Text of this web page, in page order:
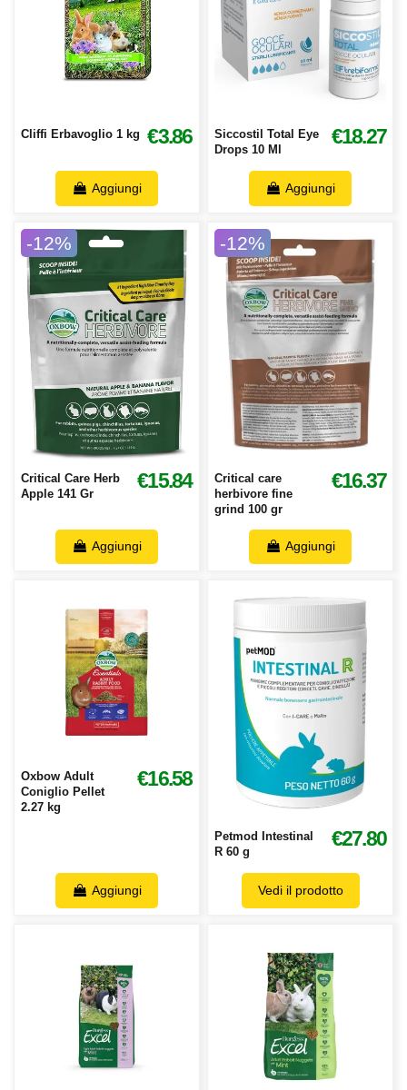
Cliffi Erbavoglio 1 kg €3.86
Aggiungi
Siccostil Total Eye
Drops 10 Ml
€18.27
Aggiungi
-12%
Critical Care Herb
Apple 141 Gr
€15.84
Aggiungi
-12%
Critical care
herbivore fine
grind 100 gr
€16.37
Aggiungi
Oxbow Adult
Coniglio Pellet
2.27 kg
€16.58
Aggiungi
Petmod Intestinal
R 60 g
€27.80
Vedi il prodotto